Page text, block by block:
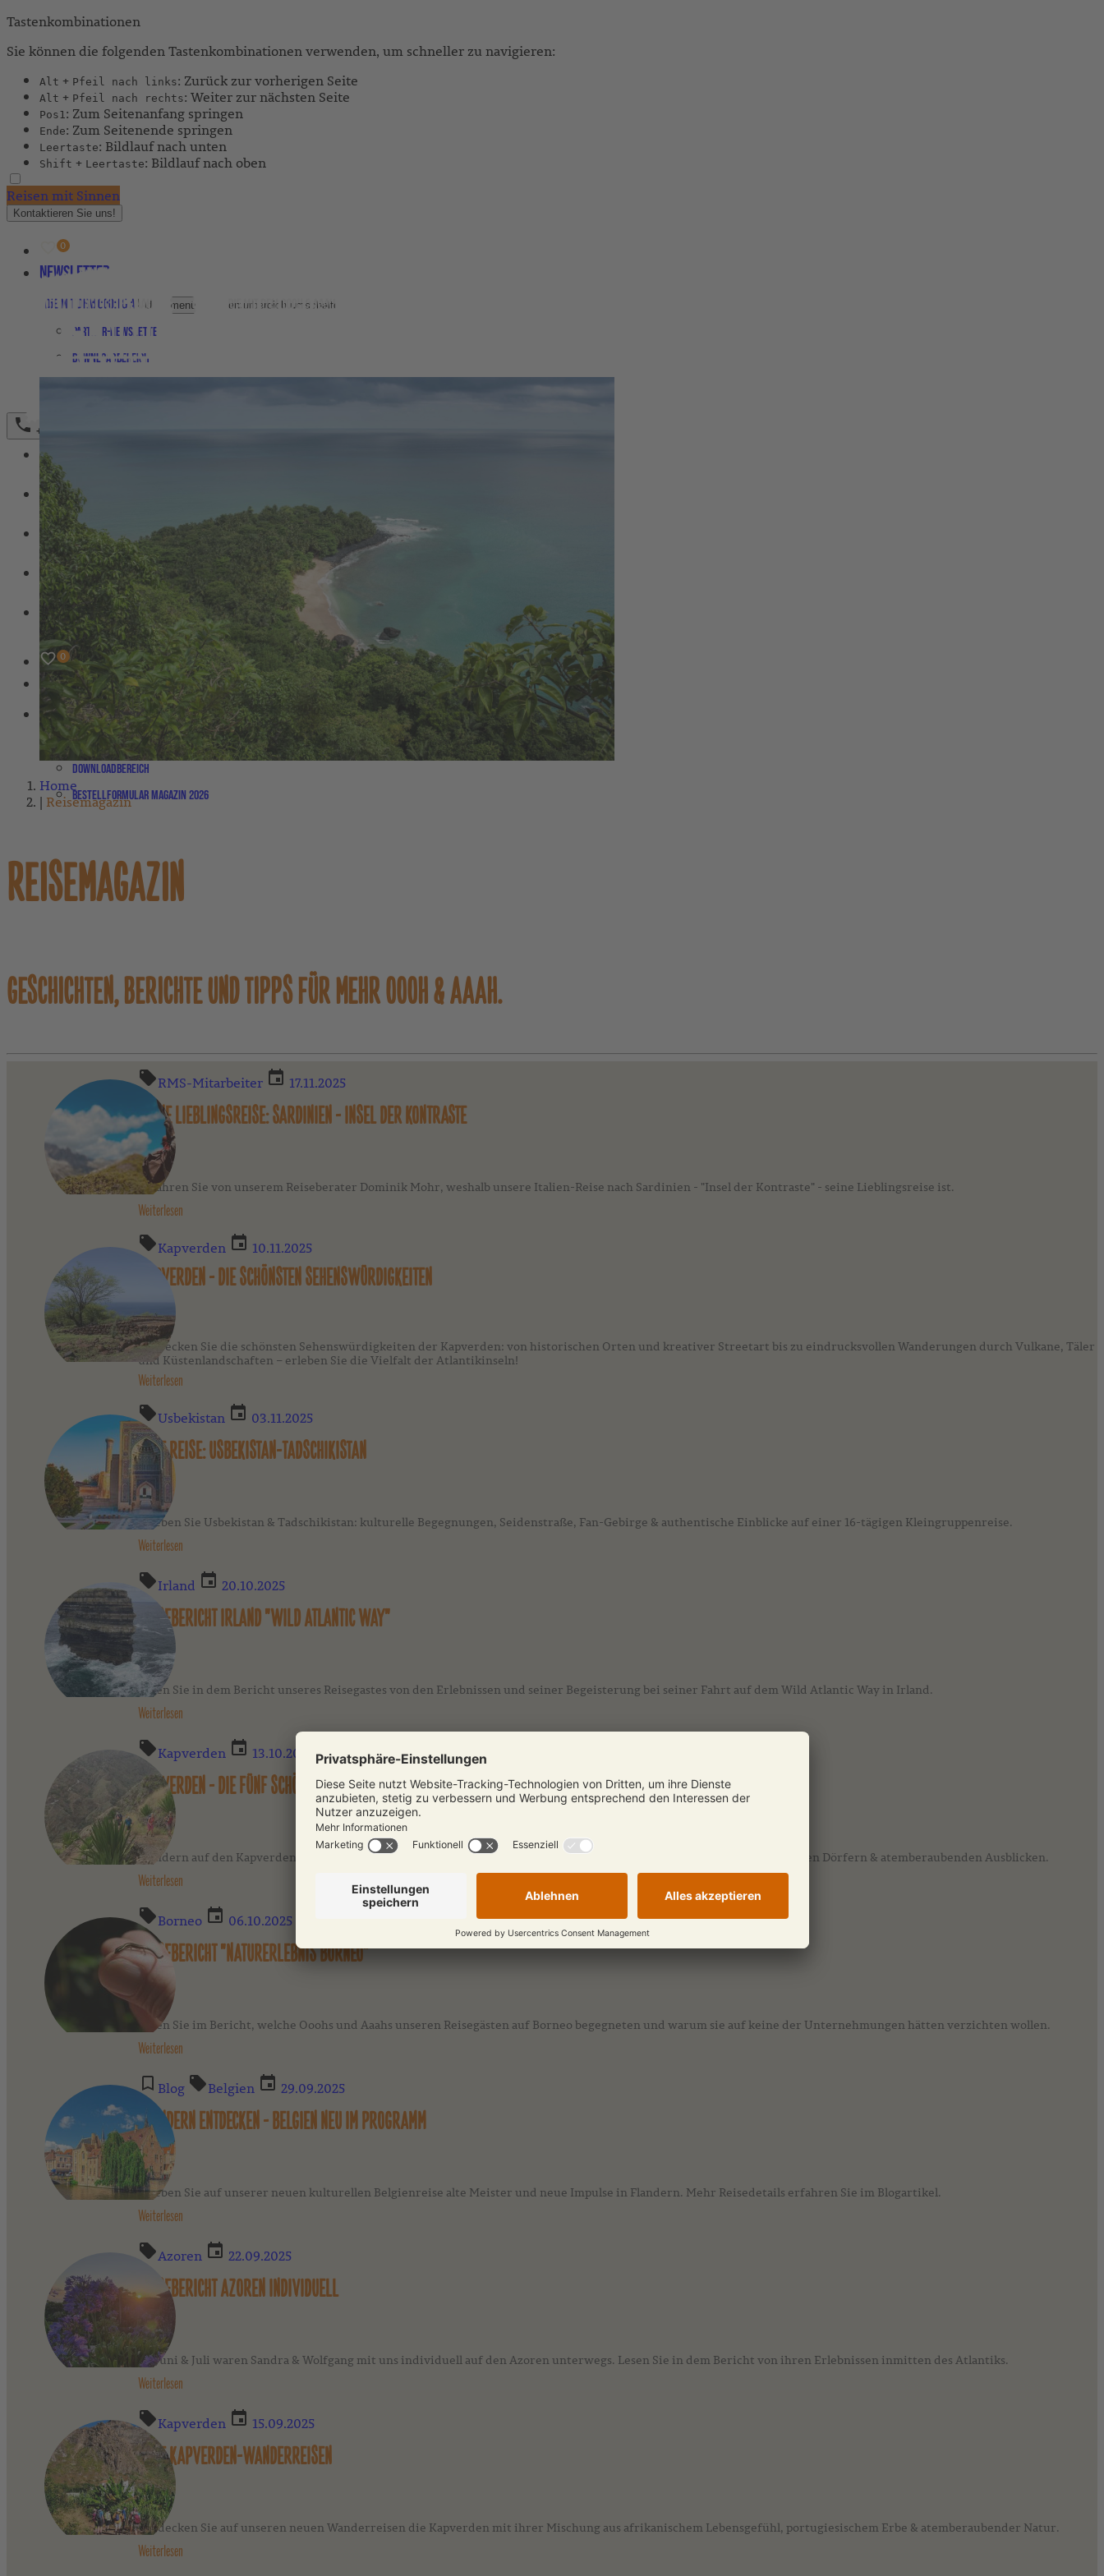
Tastenkombinationen
Sie können die folgenden Tastenkombinationen verwenden, um schneller zu navigieren:
Alt + Pfeil nach links: Zurück zur vorherigen Seite
Alt + Pfeil nach rechts: Weiter zur nächsten Seite
Pos1: Zum Seitenanfang springen
Ende: Zum Seitenende springen
Leertaste: Bildlauf nach unten
Shift + Leertaste: Bildlauf nach oben
Reisen mit Sinnen
Kontaktieren Sie uns!
Newsletter
Agenturbereich
Untermenü für Agenturbereich umschalten
Partner-Newsletter
Downloadbereich
+49 (0)231 589792-0
REISEZIELE
REISETYPEN
FAIRER TOURISMUS Untermenü für Fairer Tourismus umschalten
ÜBER UNS Untermenü für Über uns umschalten
REISEMAGAZIN
Newsletter
Agenturbereich Untermenü für Agenturbereich umschalten
Partner-Newsletter
Downloadbereich
Bestellformular Magazin 2026
Home
Reisemagazin
REISEMAGAZIN
GESCHICHTEN, BERICHTE UND TIPPS FÜR MEHR OOOH & AAAH.
RMS-Mitarbeiter 17.11.2025
MEINE LIEBLINGSREISE: SARDINIEN - INSEL DER KONTRASTE
Erfahren Sie von unserem Reiseberater Dominik Mohr, weshalb unsere Italien-Reise nach Sardinien - "Insel der Kontraste" - seine Lieblingsreise ist.
Weiterlesen
Kapverden 10.11.2025
KAPVERDEN - DIE SCHÖNSTEN SEHENSWÜRDIGKEITEN
Entdecken Sie die schönsten Sehenswürdigkeiten der Kapverden: von historischen Orten und kreativer Streetart bis zu eindrucksvollen Wanderungen durch Vulkane, Täler
und Küstenlandschaften – erleben Sie die Vielfalt der Atlantikinseln!
Weiterlesen
Usbekistan 03.11.2025
NEUE REISE: USBEKISTAN-TADSCHIKISTAN
Erleben Sie Usbekistan & Tadschikistan: kulturelle Begegnungen, Seidenstraße, Fan-Gebirge & authentische Einblicke auf einer 16-tägigen Kleingruppenreise.
Weiterlesen
Irland 20.10.2025
REISEBERICHT IRLAND "WILD ATLANTIC WAY"
Lesen Sie in dem Bericht unseres Reisegastes von den Erlebnissen und seiner Begeisterung bei seiner Fahrt auf dem Wild Atlantic Way in Irland.
Weiterlesen
Kapverden 13.10.2025
KAPVERDEN - DIE FÜNF SCHÖNSTEN WANDERUNGEN
Wandern auf den Kapverden: Entdecken Sie Santo Antão, Fogo & Santiago auf fünf spektakulären Routen mit authentischen Dörfern & atemberaubenden Ausblicken.
Weiterlesen
Borneo 06.10.2025
REISEBERICHT "NATURERLEBNIS BORNEO"
Lesen Sie im Bericht, welche Ooohs und Aaahs unseren Reisegästen auf Borneo begegneten und warum sie auf keine der Unternehmungen hätten verzichten wollen.
Weiterlesen
Blog Belgien 29.09.2025
FLANDERN ENTDECKEN - BELGIEN NEU IM PROGRAMM
Erleben Sie auf unserer neuen kulturellen Belgienreise alte Meister und neue Impulse in Flandern. Mehr Reisedetails erfahren Sie im Blogartikel.
Weiterlesen
Azoren 22.09.2025
REISEBERICHT AZOREN INDIVIDUELL
Im Juni & Juli waren Sandra & Wolfgang mit uns individuell auf den Azoren unterwegs. Lesen Sie in dem Bericht von ihren Erlebnissen inmitten des Atlantiks.
Weiterlesen
Kapverden 15.09.2025
NEUE KAPVERDEN-WANDERREISEN
Entdecken Sie auf unseren neuen Wanderreisen die Kapverden mit ihrer Mischung aus afrikanischem Lebensgefühl, portugiesischem Erbe & atemberaubender Natur.
Weiterlesen